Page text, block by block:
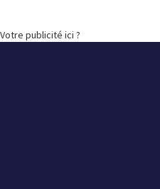
Votre publicité ici ?